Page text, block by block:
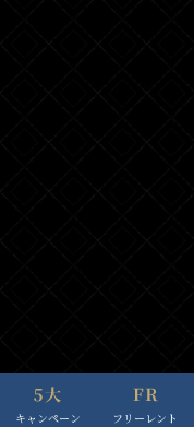
キャンペーン フリーレント